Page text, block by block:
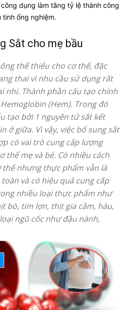
dụng làm tăng tỷ lệ thành công
ống nghiệm.
Sắt cho mẹ bầu
thể thiếu cho cơ thể, đặc
thai vì nhu cầu sử dụng rất
nhi. Thành phần cấu tạo chính
(Hem). Trong đó
tạo bởi 1 nguyên tử sắt kết
ở giữa. Vì vậy, việc bổ sung sắt
có vai trò cung cấp lượng
thể mẹ và bé. Có nhiều cách
thể nhưng thực phẩm vẫn là
và có hiệu quả cung cấp
nhiều loại thực phẩm như
bò, tim lợn, thịt gia cầm, hàu,
ngũ cốc như đậu nành,